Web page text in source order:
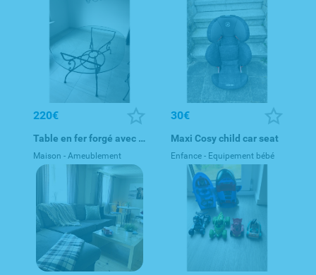
220€
Table en fer forgé avec plateau en verre, forme ovale, 180 × 1
Maison - Ameublement
30€
Maxi Cosy child car seat
Enfance - Equipement bébé